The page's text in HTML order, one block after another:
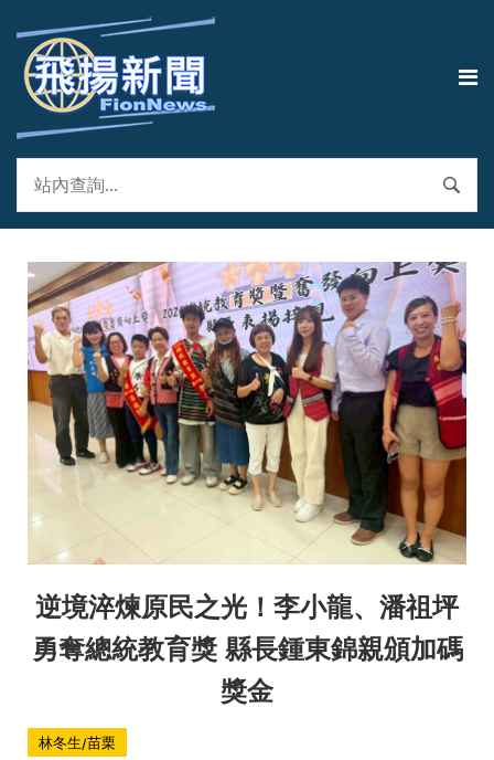
逆境淬煉原民之光！李小龍、潘祖坪
勇奪總統教育獎 縣長鍾東錦親頒加碼
獎金
林冬生/苗栗